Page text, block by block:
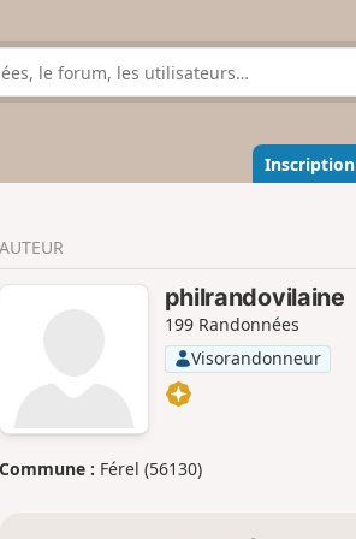
Inscription
AUTEUR
philrandovilaine
199 Randonnées
Visorandonneur
Commune : Férel (56130)